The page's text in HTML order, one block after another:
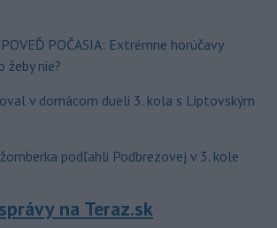
POČASIA: Extrémne horúčavy
žeby nie?
v domácom dueli 3. kola s Liptovským
podľahli Podbrezovej v 3. kole
na Teraz.sk